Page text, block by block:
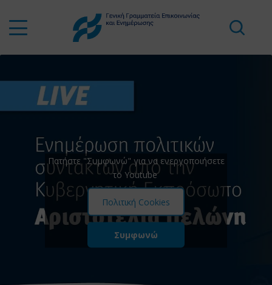
Πατήστε "Συμφωνώ" για να ενεργοποιήσετε
το Youtube
Πολιτική Cookies
Συμφωνώ